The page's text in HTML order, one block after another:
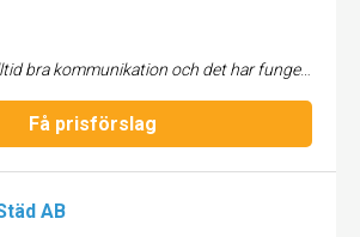
kommunikation och det har fungerat precis så bra som vi hoppats. Det är bra städat, rent överallt och grundligt utfört. Har inga klagomål alls.
Få prisförslag
AB